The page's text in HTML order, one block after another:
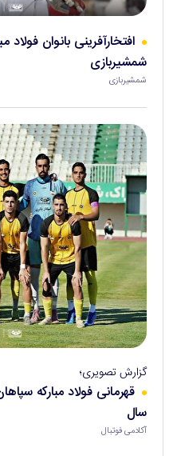
افتخارآفرینی بانوان فولاد
شمشیربازی
شمشیربازی
گزارش تصویری؛
سال
آکادمی فوتبال